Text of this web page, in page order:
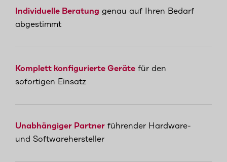
Individuelle Beratung genau auf Ihren Bedarf
abgestimmt
Komplett konfigurierte Geräte für den
sofortigen Einsatz
Unabhängiger Partner führender Hardware-
und Softwarehersteller